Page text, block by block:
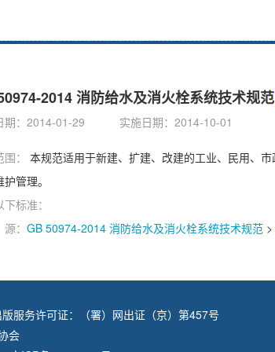
2014 消防给水及消火栓系统技术规范
期：2014-01-29 实施日期：2014-10-01
：
管理。
标准：
： GB 50974-2014 消防给水及消火栓系统技术规范 >
服务许可证：（署）网出证（京）第457号
会